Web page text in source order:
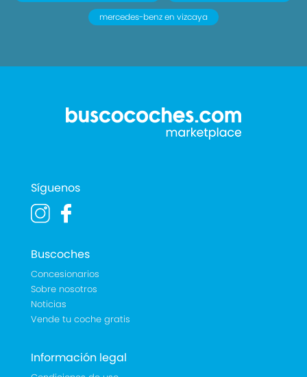
mercedes-benz en vizcaya
Síguenos
Buscoches
Concesionarios
Sobre nosotros
Noticias
Vende tu coche gratis
Información legal